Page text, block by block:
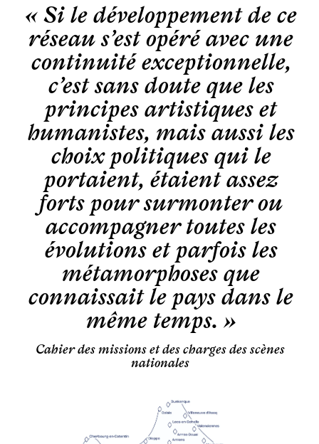
« Si le développement de ce
réseau s’est opéré avec une
continuité exceptionnelle,
c’est sans doute que les
principes artistiques et
humanistes, mais aussi les
choix politiques qui le
portaient, étaient assez
forts pour surmonter ou
accompagner toutes les
évolutions et parfois les
métamorphoses que
connaissait le pays dans le
même temps. »
Cahier des missions et des charges des scènes
nationales